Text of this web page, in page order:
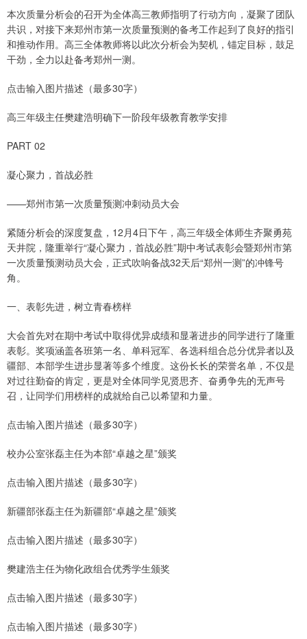
本次质量分析会的召开为全体高三教师指明了行动方向，凝聚了团队
共识，对接下来郑州市第一次质量预测的备考工作起到了良好的指引
和推动作用。高三全体教师将以此次分析会为契机，锚定目标，鼓足
干劲，全力以赴备考郑州一测。
点击输入图片描述（最多30字）
高三年级主任樊建浩明确下一阶段年级教育教学安排
PART 02
凝心聚力，首战必胜
——郑州市第一次质量预测冲刺动员大会
紧随分析会的深度复盘，12月4日下午，高三年级全体师生齐聚勇苑
天井院，隆重举行“凝心聚力，首战必胜”期中考试表彰会暨郑州市第
一次质量预测动员大会，正式吹响备战32天后“郑州一测”的冲锋号
角。
一、表彰先进，树立青春榜样
大会首先对在期中考试中取得优异成绩和显著进步的同学进行了隆重
表彰。奖项涵盖各班第一名、单科冠军、各选科组合总分优异者以及
疆部、本部学生进步显著等多个维度。这份长长的荣誉名单，不仅是
对过往勤奋的肯定，更是对全体同学见贤思齐、奋勇争先的无声号
召，让同学们用榜样的成就给自己以希望和力量。
点击输入图片描述（最多30字）
校办公室张磊主任为本部“卓越之星”颁奖
点击输入图片描述（最多30字）
新疆部张磊主任为新疆部“卓越之星”颁奖
点击输入图片描述（最多30字）
樊建浩主任为物化政组合优秀学生颁奖
点击输入图片描述（最多30字）
点击输入图片描述（最多30字）